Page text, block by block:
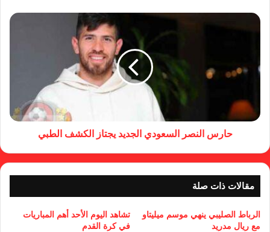
حارس النصر السعودي الجديد يجتاز الكشف الطبي
مقالات ذات صلة
الرباط الصليبي ينهي موسم ميليتاو
مع ريال مدريد
تشاهد اليوم الأحد أهم المباريات
في كرة القدم